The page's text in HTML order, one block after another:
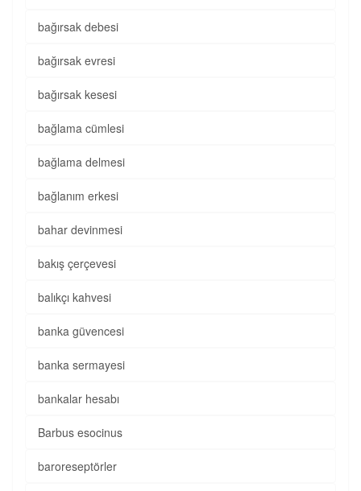
bağırsak debesi
bağırsak evresi
bağırsak kesesi
bağlama cümlesi
bağlama delmesi
bağlanım erkesi
bahar devinmesi
bakış çerçevesi
balıkçı kahvesi
banka güvencesi
banka sermayesi
bankalar hesabı
Barbus esocinus
baroreseptörler